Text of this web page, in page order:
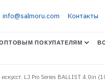
info@salmoru.com Контакты
ПОКУПАТЕЛЯМ
искусст. LJ Pro Series BALLIST 4.0in